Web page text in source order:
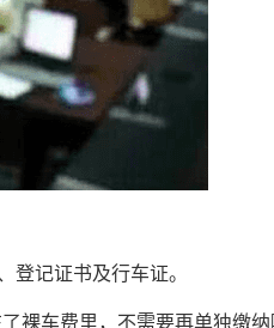
记证书及行车证。
裸车费里，不需要再单独缴纳